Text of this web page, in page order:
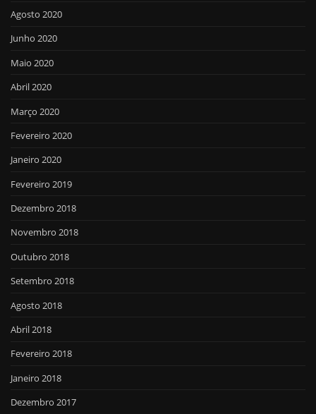
Agosto 2020
Junho 2020
Maio 2020
Abril 2020
Março 2020
Fevereiro 2020
Janeiro 2020
Fevereiro 2019
Dezembro 2018
Novembro 2018
Outubro 2018
Setembro 2018
Agosto 2018
Abril 2018
Fevereiro 2018
Janeiro 2018
Dezembro 2017